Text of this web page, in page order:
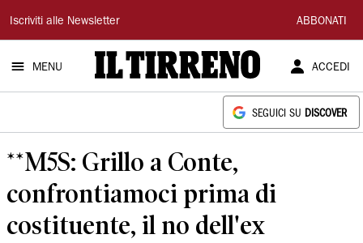
Il
Tirreno
Iscriviti alle Newsletter ABBONATI
MENU ACCEDI
SEGUICI SU DISCOVER
**M5S: Grillo a Conte,
confrontiamoci prima di
costituente, il no dell'ex